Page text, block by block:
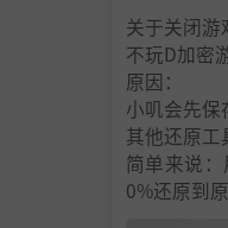
关于关闭游
不玩D加密
原因：
小叽会先
其他还原工
简单来说
0%还原到